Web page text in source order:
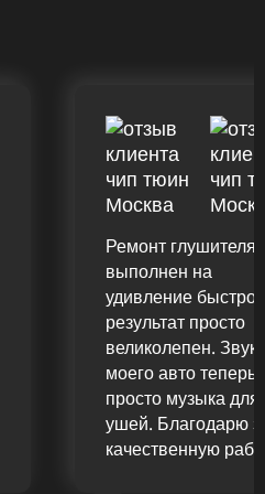
Ремонт глушителя
выполнен на
удивление быстро,
результат просто
великолепен. Звук
моего авто теперь
просто музыка для
ушей. Благодарю
качественную